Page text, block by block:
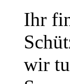
Ihr
wir